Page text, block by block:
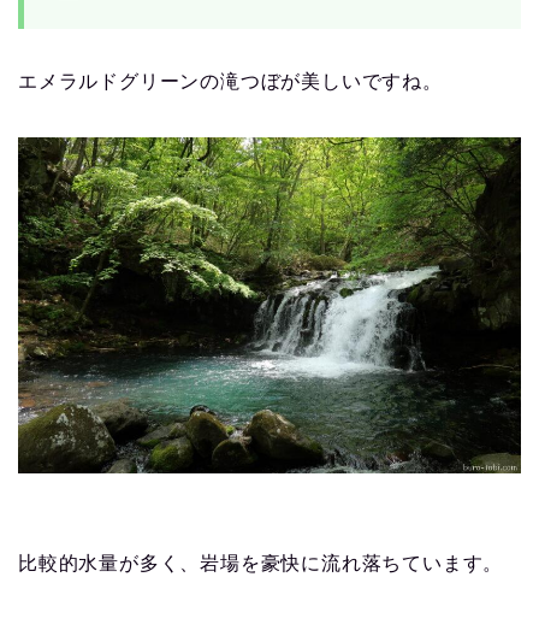
エメラルドグリーンの滝つぼが美しいですね。
比較的水量が多く、岩場を豪快に流れ落ちています。